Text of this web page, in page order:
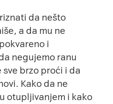
da nešto
a da mu ne
i
negujemo ranu
brzo proći i da
Kako da ne
otupljivanjem i kako